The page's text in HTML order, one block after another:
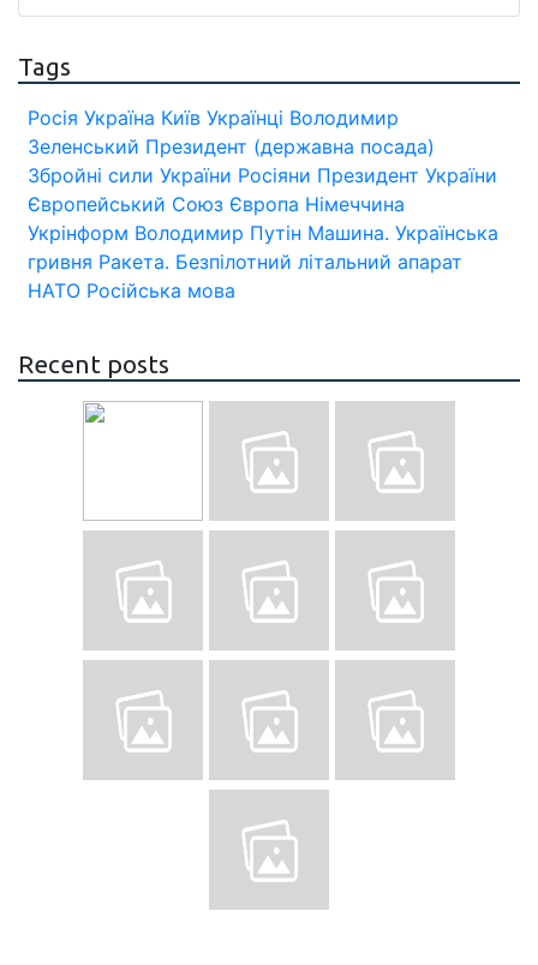
Tags
Росія Україна Київ Українці Володимир
Зеленський Президент (державна посада)
Збройні сили України Росіяни Президент України
Європейський Союз Європа Німеччина
Укрінформ Володимир Путін Машина. Українська
гривня Ракета. Безпілотний літальний апарат
НАТО Російська мова
Recent posts